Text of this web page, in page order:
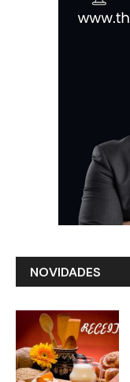
NOVIDADES